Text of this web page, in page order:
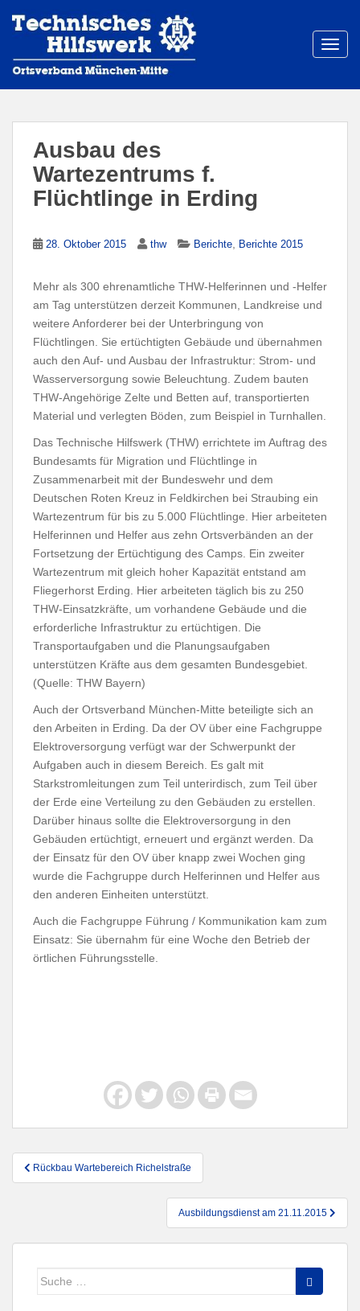
Ausbau des
Wartezentrums f.
Flüchtlinge in Erding
28. Oktober 2015 thw Berichte Berichte 2015
Mehr als 300 ehrenamtliche THW-Helferinnen und -Helfer
am Tag unterstützen derzeit Kommunen, Landkreise und
weitere Anforderer bei der Unterbringung von
Flüchtlingen. Sie ertüchtigten Gebäude und übernahmen
auch den Auf- und Ausbau der Infrastruktur: Strom- und
Wasserversorgung sowie Beleuchtung. Zudem bauten
THW-Angehörige Zelte und Betten auf, transportierten
Material und verlegten Böden, zum Beispiel in Turnhallen.
Das Technische Hilfswerk (THW) errichtete im Auftrag des
Bundesamts für Migration und Flüchtlinge in
Zusammenarbeit mit der Bundeswehr und dem
Deutschen Roten Kreuz in Feldkirchen bei Straubing ein
Wartezentrum für bis zu 5.000 Flüchtlinge. Hier arbeiteten
Helferinnen und Helfer aus zehn Ortsverbänden an der
Fortsetzung der Ertüchtigung des Camps. Ein zweiter
Wartezentrum mit gleich hoher Kapazität entstand am
Fliegerhorst Erding. Hier arbeiteten täglich bis zu 250
THW-Einsatzkräfte, um vorhandene Gebäude und die
erforderliche Infrastruktur zu ertüchtigen. Die
Transportaufgaben und die Planungsaufgaben
unterstützen Kräfte aus dem gesamten Bundesgebiet.
(Quelle: THW Bayern)
Auch der Ortsverband München-Mitte beteiligte sich an
den Arbeiten in Erding. Da der OV über eine Fachgruppe
Elektroversorgung verfügt war der Schwerpunkt der
Aufgaben auch in diesem Bereich. Es galt mit
Starkstromleitungen zum Teil unterirdisch, zum Teil über
der Erde eine Verteilung zu den Gebäuden zu erstellen.
Darüber hinaus sollte die Elektroversorgung in den
Gebäuden ertüchtigt, erneuert und ergänzt werden. Da
der Einsatz für den OV über knapp zwei Wochen ging
wurde die Fachgruppe durch Helferinnen und Helfer aus
den anderen Einheiten unterstützt.
Auch die Fachgruppe Führung / Kommunikation kam zum
Einsatz: Sie übernahm für eine Woche den Betrieb der
örtlichen Führungsstelle.
Beitragsnavigation
Rückbau Wartebereich Richelstraße
Ausbildungsdienst am 21.11.2015
Suche